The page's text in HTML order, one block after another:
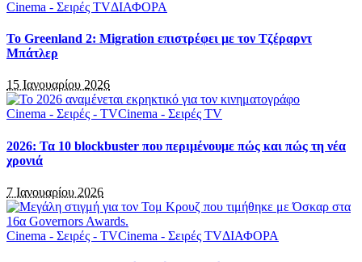
Cinema - Σειρές TVΔΙΑΦΟΡΑ
Το Greenland 2: Migration επιστρέφει με τον Τζέραρντ
Μπάτλερ
15 Ιανουαρίου 2026
Cinema - Σειρές - TVCinema - Σειρές TV
2026: Τα 10 blockbuster που περιμένουμε πώς και πώς τη νέα
χρονιά
7 Ιανουαρίου 2026
Cinema - Σειρές - TVCinema - Σειρές TVΔΙΑΦΟΡΑ